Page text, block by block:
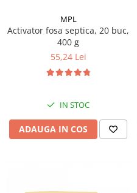
MPL
Activator fosa septica, 20 buc,
400 g
55,24 Lei
IN STOC
ADAUGA IN COS